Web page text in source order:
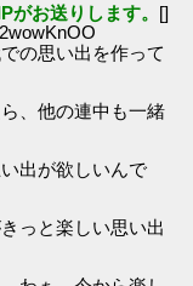
がお送りします。 []
の思い出を作って
、他の連中も一緒
出が欲しいんで
っと楽しい思い出